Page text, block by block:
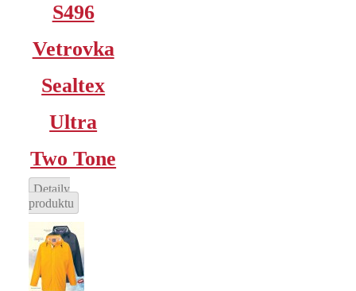
S496
Vetrovka
Sealtex
Ultra
Two Tone
Detaily
produktu